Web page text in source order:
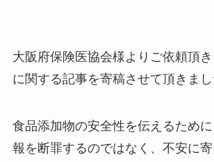
大阪府保険医協会様よりご依頼頂
に関する記事を寄稿させて頂きまし
食品添加物の安全性を伝えるため
報を断罪するのではなく、不安に